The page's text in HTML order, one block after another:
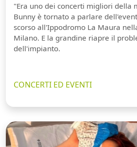
"Era uno dei concerti migliori della
Bunny è tornato a parlare
scorso all'Ippodromo La Maura
Milano. E la grandine riapre il
dell'impianto.
CONCERTI ED EVENTI